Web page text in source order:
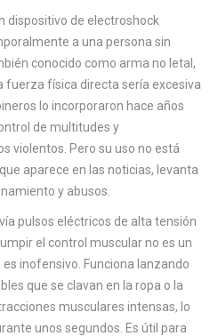
a
l
a
dispositivo de electroshock
a una persona sin
conocido como arma no letal ,
fuerza física directa sería excesiva
lo incorporaron hace años
de multitudes y
violentos. Pero su uso no está
aparece en las noticias, levanta
y abusos.
pulsos eléctricos de alta tensión
el control muscularno es un
inofensivo. Funciona lanzando
que se clavan en la ropa o la
musculares intensas, lo
unos segundos. Es útil para